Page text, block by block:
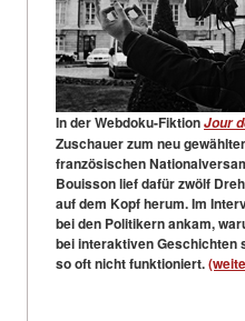
In der Webdoku-FiktionJour
Zuschauer zum neu
französischen
Bouisson lief dafür zwölf
auf dem Kopf herum. Im
bei den Politikern ankam,
bei interaktiven Geschichten
so oft nicht funktioniert.